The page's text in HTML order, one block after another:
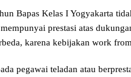
Bapas Kelas I Yogyakarta
prestasi atas
karena kebijakan work
pegawai teladan atau